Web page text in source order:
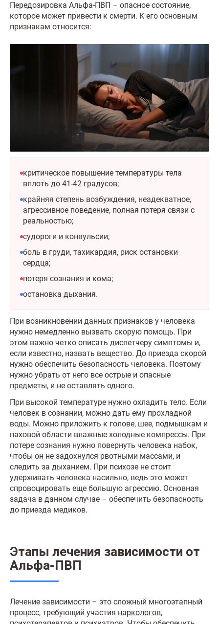
Передозировка Альфа-ПВП – опасное состояние,
которое может привести к смерти. К его основным
признакам относится:
критическое повышение температуры тела
вплоть до 41-42 градусов;
крайняя степень возбуждения, неадекватное,
агрессивное поведение, полная потеря связи с
реальностью;
судороги и конвульсии;
боль в груди, тахикардия, риск остановки
сердца;
потеря сознания и кома;
остановка дыхания.
При возникновении данных признаков у человека
нужно немедленно вызвать скорую помощь. При
этом важно четко описать диспетчеру симптомы и,
если известно, назвать вещество. До приезда скорой
нужно обеспечить безопасность человека. Поэтому
нужно убрать от него все острые и опасные
предметы, и не оставлять одного.
При высокой температуре нужно охладить тело. Если
человек в сознании, можно дать ему прохладной
воды. Можно приложить к голове, шее, подмышкам и
паховой области влажные холодные компрессы. При
потере сознания нужно повернуть человека набок,
чтобы он не задохнулся рвотными массами, и
следить за дыханием. При психозе не стоит
удерживать человека насильно, ведь это может
спровоцировать еще большую агрессию. Основная
задача в данном случае – обеспечить безопасность
до приезда медиков.
Этапы лечения зависимости от
Альфа-ПВП
Лечение зависимости – это сложный многоэтапный
процесс, требующий участия наркологов,